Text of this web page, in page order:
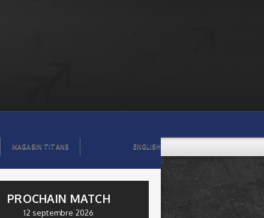
MAGASIN TITANS ENGLISH
PROCHAIN MATCH
12 septembre 2026